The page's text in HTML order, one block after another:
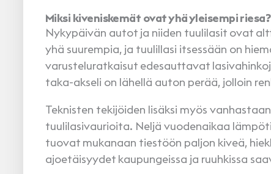
Miksi kiveniskemät ovat yhä yleisempi riesa?
Nykypäivän autot ja niiden tuulilasit ovat
yhä suurempia, ja tuulillasi itsessään on
varusteluratkaisut edesauttavat
taka-akseli on lähellä auton perää, jolloin
Teknisten tekijöiden lisäksi myös
tuulilasivaurioita. Neljä vuodenaikaa
tuovat mukanaan tiestöön paljon kiveä,
ajoetäisyydet kaupungeissa ja ruuhkissa